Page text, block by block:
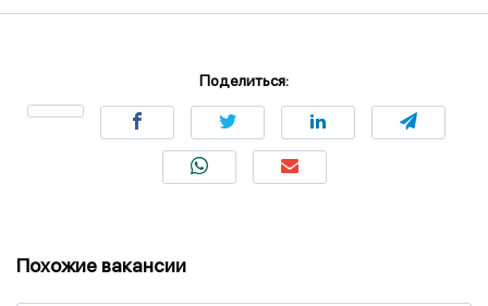
Поделиться:
Похожие вакансии